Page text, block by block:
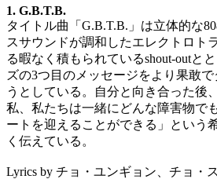
1. G.B.T.B.
タイトル曲「G.B.T.B.」は立体的な
スサウンドが調和したエレクトロト
る暇なく積もられているshout-outと
ズの3つ目のメッセージをより果敢
うとしている。自分と向き合った後
私、私たちは一緒にどんな障害物で
ートを迎えることができる」という
く伝えている。
Lyrics by チョ・ユンギョン、チョ・